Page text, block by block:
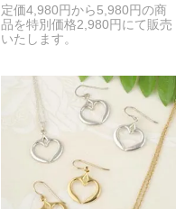
定価4,980円から5,980円の商
品を特別価格2,980円にて販売
いたします。